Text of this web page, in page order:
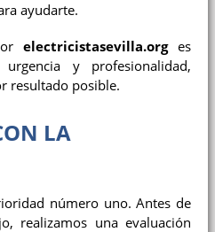
ayudarte.
electricistasevilla.orges
y profesionalidad,
resultado posible.
LA
número uno. Antes de
realizamos una evaluación